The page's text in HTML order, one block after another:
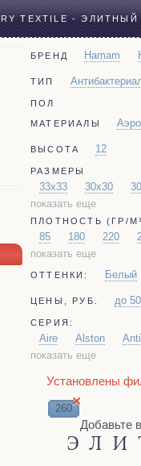
TEXTILE -
БРЕНД Hamam
ТИП
ПОЛ
МАТЕРИАЛЫ
ВЫСОТА 12
РАЗМЕРЫ
33x33 30x30
100x170
показать еще
ПЛОТНОСТЬ (ГР/
85 180 220
1300
385
показать еще
ОТТЕНКИ: Белый
ЦЕНЫ, РУБ. до
СЕРИЯ:
Aire Alston
Gauze
Glam
Nova
Olympia
Slim Ribbed
показать еще
Установлены
260×
Добавьте в